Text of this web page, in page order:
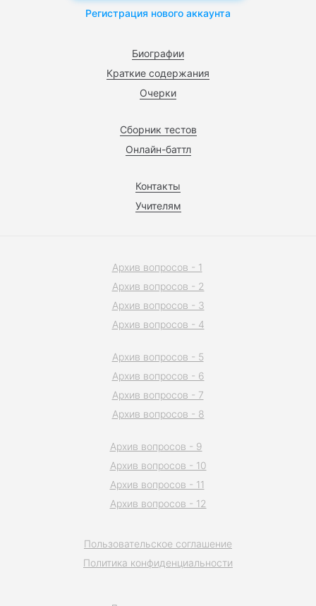
Биографии
Краткие содержания
Очерки
Сборник тестов
Онлайн-баттл
Контакты
Учителям
Регистрация нового аккаунта
Пользовательское соглашение
Политика конфиденциальности
Архив вопросов - 1
Архив вопросов - 2
Архив вопросов - 3
Архив вопросов - 4
Архив вопросов - 5
Архив вопросов - 6
Архив вопросов - 7
Архив вопросов - 8
Архив вопросов - 9
Архив вопросов - 10
Архив вопросов - 11
Архив вопросов - 12